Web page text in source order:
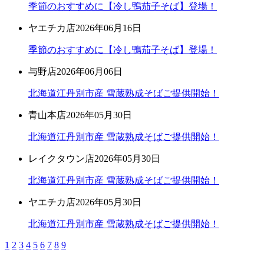
季節のおすすめに【冷し鴨茄子そば】登場！
ヤエチカ店2026年06月16日
季節のおすすめに【冷し鴨茄子そば】登場！
与野店2026年06月06日
北海道江丹別市産 雪蔵熟成そばご提供開始！
青山本店2026年05月30日
北海道江丹別市産 雪蔵熟成そばご提供開始！
レイクタウン店2026年05月30日
北海道江丹別市産 雪蔵熟成そばご提供開始！
ヤエチカ店2026年05月30日
北海道江丹別市産 雪蔵熟成そばご提供開始！
1 2 3 4 5 6 7 8 9